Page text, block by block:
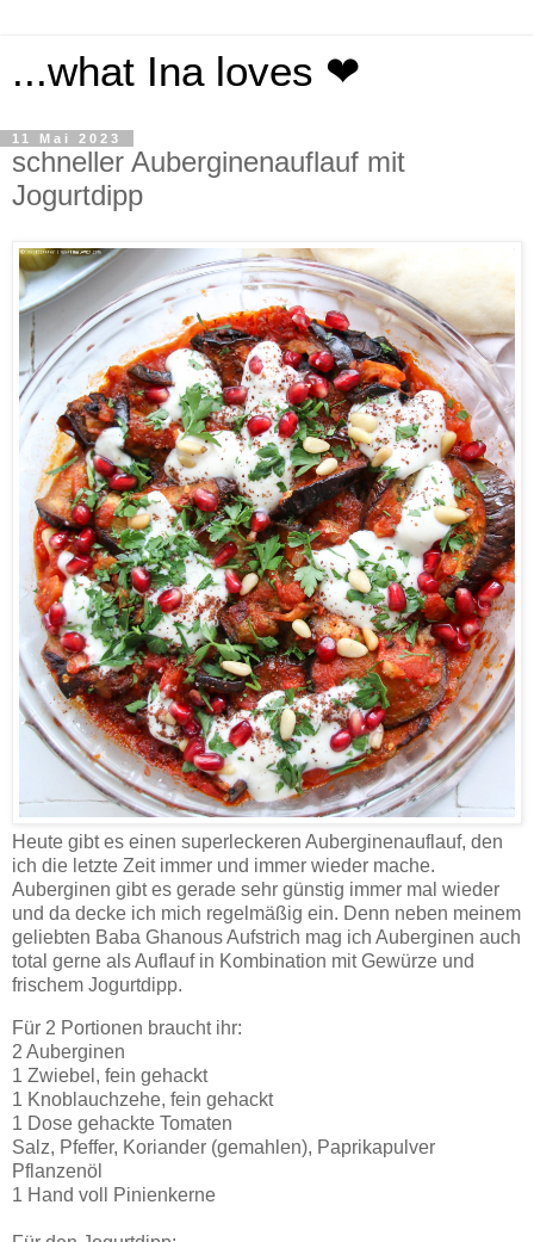
...what Ina loves ❤
11 Mai 2023
schneller Auberginenauflauf mit
Jogurtdipp
Heute gibt es einen superleckeren Auberginenauflauf, den
ich die letzte Zeit immer und immer wieder mache.
Auberginen gibt es gerade sehr günstig immer mal wieder
und da decke ich mich regelmäßig ein. Denn neben meinem
geliebten Baba Ghanous Aufstrich mag ich Auberginen auch
total gerne als Auflauf in Kombination mit Gewürze und
frischem Jogurtdipp.
Für 2 Portionen braucht ihr:
2 Auberginen
1 Zwiebel, fein gehackt
1 Knoblauchzehe, fein gehackt
1 Dose gehackte Tomaten
Salz, Pfeffer, Koriander (gemahlen), Paprikapulver
Pflanzenöl
1 Hand voll Pinienkerne